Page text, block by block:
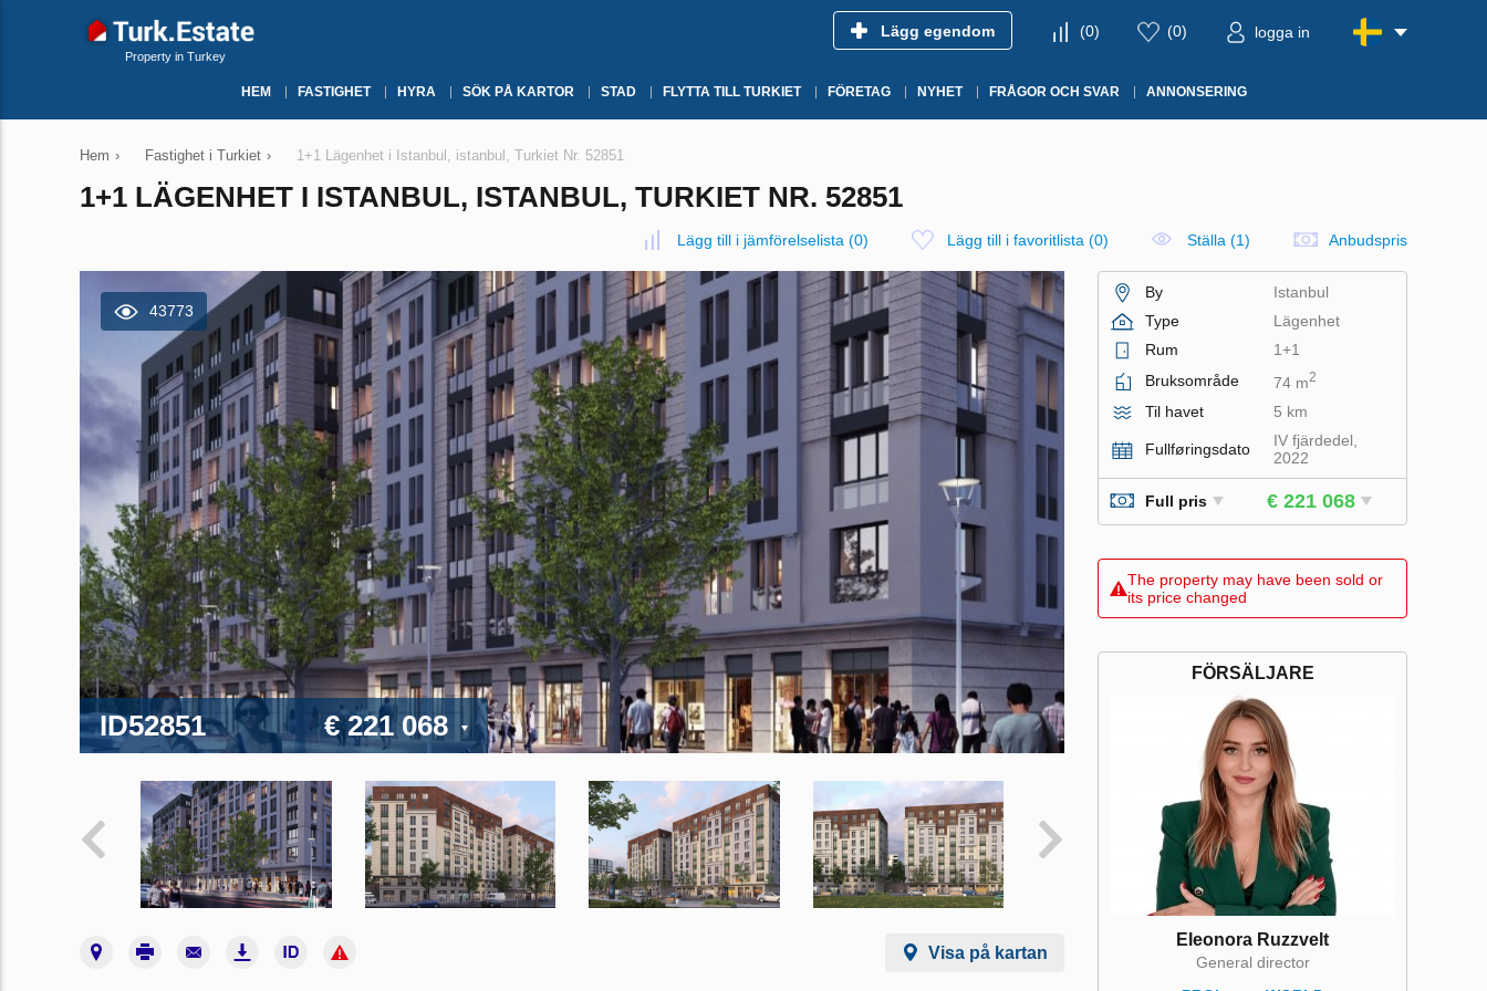
Property in Turkey
Lägg egendom (0) (0) logga in
HEM FASTIGHET HYRA SÖK PÅ KARTOR STAD FLYTTA TILL TURKIET FÖRETAG NYHET FRÅGOR OCH SVAR ANNONSERING
Hem › Fastighet i Turkiet › 1+1 Lägenhet i Istanbul, istanbul, Turkiet Nr. 52851
1+1 LÄGENHET I ISTANBUL, ISTANBUL, TURKIET NR. 52851
Lägg till i jämförelselista (0) Lägg till i favoritlista (0) Ställa (1) Anbudspris
43773
ID52851 € 221 068
Visa på kartan
By
Istanbul
Type
Lägenhet
Rum
1+1
Bruksområde
74 m2
Til havet 5 km
Fullføringsdato
IV fjärdedel,
2022
Full pris € 221 068
The property may have been sold or
its price changed
FÖRSÄLJARE
Eleonora Ruzzvelt
General director